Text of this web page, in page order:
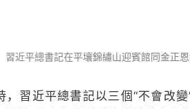
近平總書記在平壤錦繡山迎賓館同金正恩
近平總書記以三個“不會改變